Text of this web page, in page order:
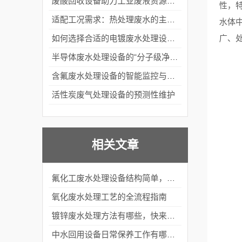
活性炭废气处理设备的预测性维护
相关文章
氧化废水处理工艺的全流程指南
性，
水体
广、